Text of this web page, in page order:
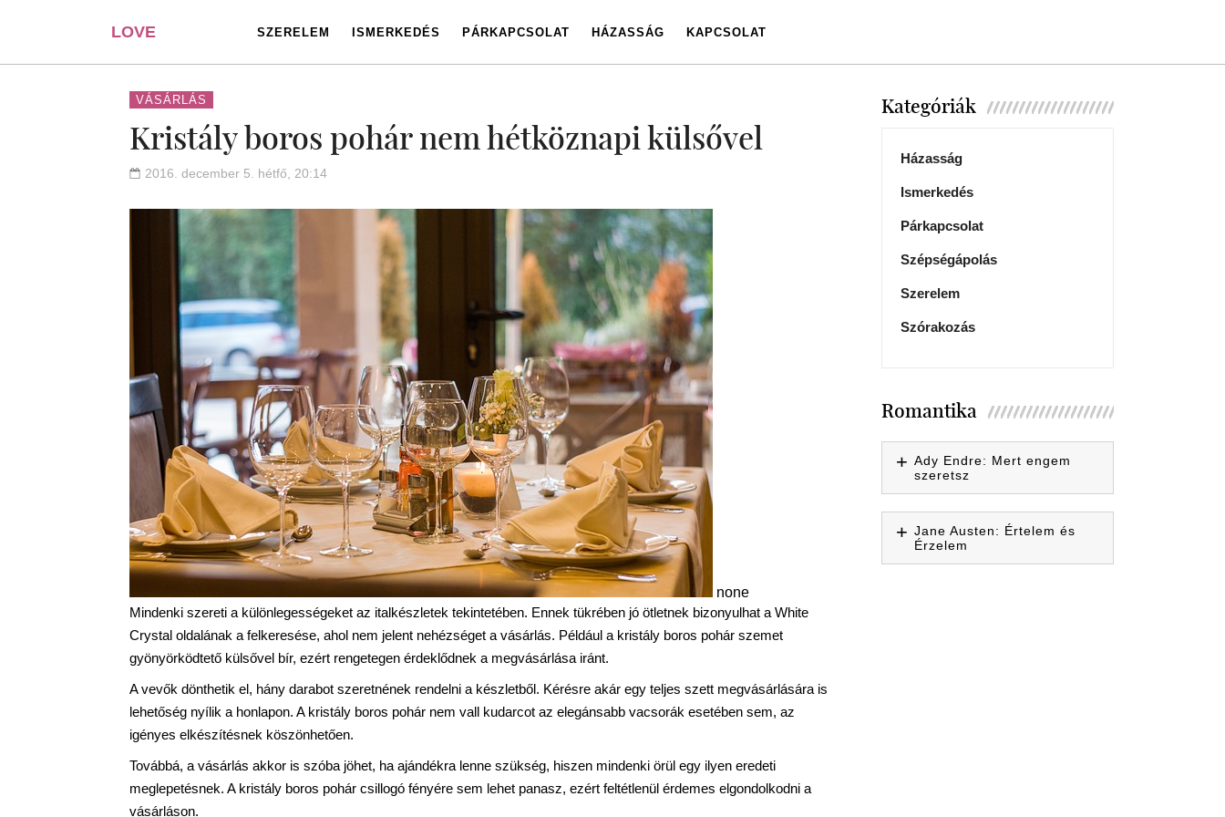
LOVE
PORTAL
SZERELEM ISMERKEDÉS PÁRKAPCSOLAT HÁZASSÁG KAPCSOLAT
VÁSÁRLÁS
Kristály boros pohár nem hétköznapi külsővel
2016. december 5. hétfő, 20:14
none
Mindenki szereti a különlegességeket az italkészletek tekintetében. Ennek tükrében jó ötletnek bizonyulhat a White
Crystal oldalának a felkeresése, ahol nem jelent nehézséget a vásárlás. Például a kristály boros pohár szemet
gyönyörködtető külsővel bír, ezért rengetegen érdeklődnek a megvásárlása iránt.
A vevők dönthetik el, hány darabot szeretnének rendelni a készletből. Kérésre akár egy teljes szett megvásárlására is
lehetőség nyílik a honlapon. A kristály boros pohár nem vall kudarcot az elegánsabb vacsorák esetében sem, az
igényes elkészítésnek köszönhetően.
Továbbá, a vásárlás akkor is szóba jöhet, ha ajándékra lenne szükség, hiszen mindenki örül egy ilyen eredeti
meglepetésnek. A kristály boros pohár csillogó fényére sem lehet panasz, ezért feltétlenül érdemes elgondolkodni a
vásárláson.
Kategóriák
Házasság
Ismerkedés
Párkapcsolat
Szépségápolás
Szerelem
Szórakozás
Romantika
Ady Endre: Mert engem
szeretsz
Jane Austen: Értelem és
Érzelem